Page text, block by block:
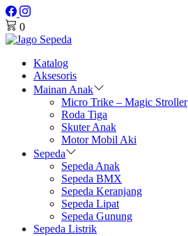
0
Katalog
Aksesoris
Mainan Anak
Micro Trike – Magic Stroller
Roda Tiga
Skuter Anak
Motor Mobil Aki
Sepeda
Sepeda Anak
Sepeda BMX
Sepeda Keranjang
Sepeda Lipat
Sepeda Gunung
Sepeda Listrik